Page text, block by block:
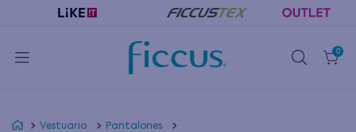
0
Vestuario Pantalones